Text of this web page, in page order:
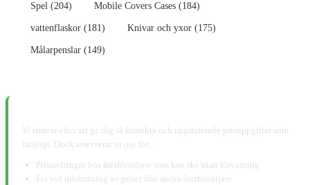
Spel (204) Mobile Covers Cases (184)
vattenflaskor (181) Knivar och yxor (175)
Målarpenslar (149)
Vi strävar efter att ge dig så korrekta och uppdaterade prisuppgifter som
möjligt. Dock reserverar vi oss för:
Prisändringar hos återförsäljare som kan ske utan förvarning
Fel vid inhämtning av priser från andra återförsäljare